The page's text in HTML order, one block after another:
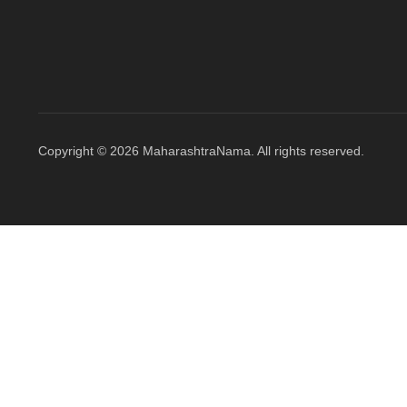
Copyright © 2026 MaharashtraNama. All rights reserved.